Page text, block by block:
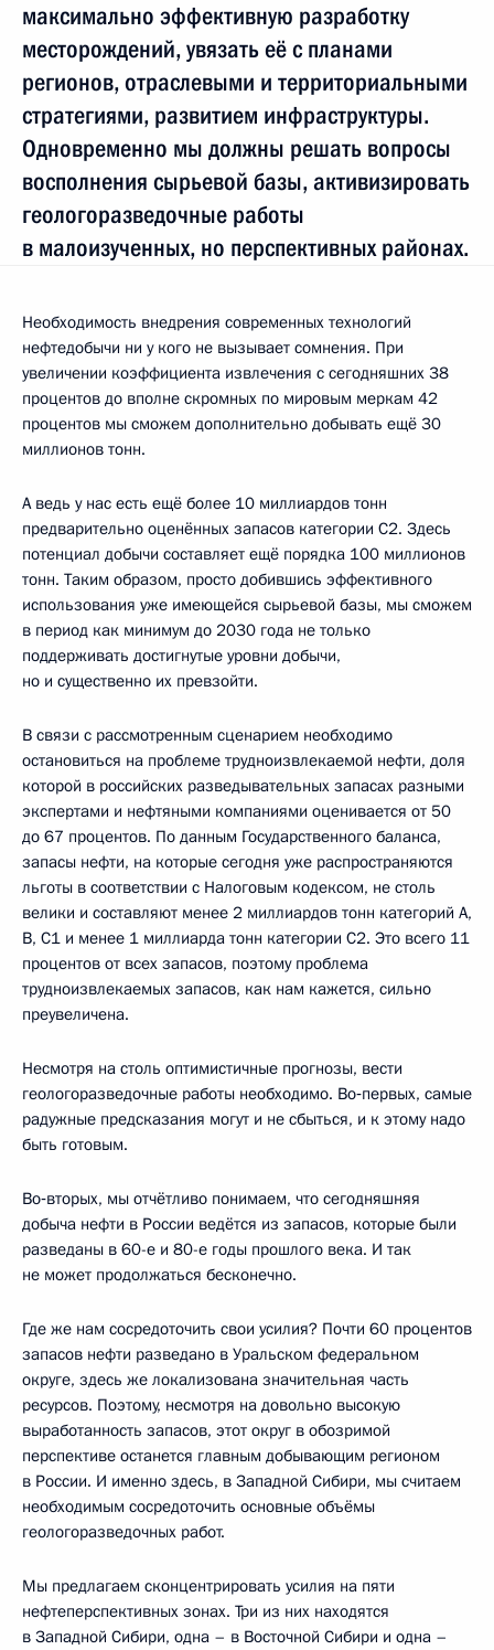
максимально эффективную разработку
месторождений, увязать её с планами
регионов, отраслевыми и территориальными
стратегиями, развитием инфраструктуры.
Одновременно мы должны решать вопросы
восполнения сырьевой базы, активизировать
геологоразведочные работы
в малоизученных, но перспективных районах.
Необходимость внедрения современных технологий
нефтедобычи ни у кого не вызывает сомнения. При
увеличении коэффициента извлечения с сегодняшних 38
процентов до вполне скромных по мировым меркам 42
процентов мы сможем дополнительно добывать ещё 30
миллионов тонн.
А ведь у нас есть ещё более 10 миллиардов тонн
предварительно оценённых запасов категории С2. Здесь
потенциал добычи составляет ещё порядка 100 миллионов
тонн. Таким образом, просто добившись эффективного
использования уже имеющейся сырьевой базы, мы сможем
в период как минимум до 2030 года не только
поддерживать достигнутые уровни добычи,
но и существенно их превзойти.
В связи с рассмотренным сценарием необходимо
остановиться на проблеме трудноизвлекаемой нефти, доля
которой в российских разведывательных запасах разными
экспертами и нефтяными компаниями оценивается от 50
до 67 процентов. По данным Государственного баланса,
запасы нефти, на которые сегодня уже распространяются
льготы в соответствии с Налоговым кодексом, не столь
велики и составляют менее 2 миллиардов тонн категорий А,
В, С1 и менее 1 миллиарда тонн категории С2. Это всего 11
процентов от всех запасов, поэтому проблема
трудноизвлекаемых запасов, как нам кажется, сильно
преувеличена.
Несмотря на столь оптимистичные прогнозы, вести
геологоразведочные работы необходимо. Во‑первых, самые
радужные предсказания могут и не сбыться, и к этому надо
быть готовым.
Во‑вторых, мы отчётливо понимаем, что сегодняшняя
добыча нефти в России ведётся из запасов, которые были
разведаны в 60-е и 80-е годы прошлого века. И так
не может продолжаться бесконечно.
Где же нам сосредоточить свои усилия? Почти 60 процентов
запасов нефти разведано в Уральском федеральном
округе, здесь же локализована значительная часть
ресурсов. Поэтому, несмотря на довольно высокую
выработанность запасов, этот округ в обозримой
перспективе останется главным добывающим регионом
в России. И именно здесь, в Западной Сибири, мы считаем
необходимым сосредоточить основные объёмы
геологоразведочных работ.
Мы предлагаем сконцентрировать усилия на пяти
нефтеперспективных зонах. Три из них находятся
в Западной Сибири, одна – в Восточной Сибири и одна –